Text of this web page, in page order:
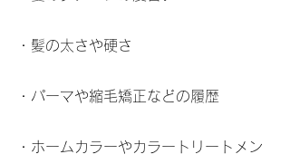
・髪の太さや硬さ
・パーマや縮毛矯正などの履歴
・ホームカラーやカラートリートメン